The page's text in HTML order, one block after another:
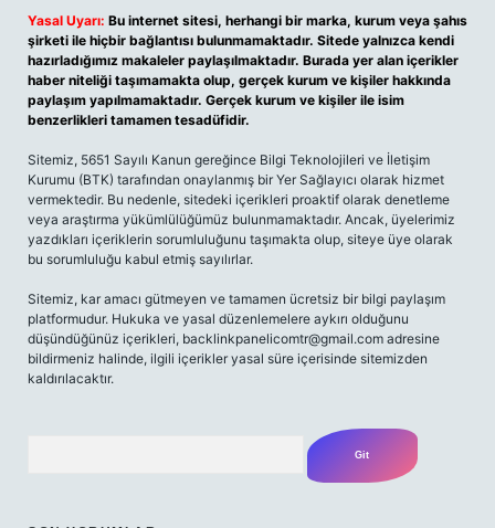
Yasal Uyarı: Bu internet sitesi, herhangi bir marka, kurum veya şahıs
şirketi ile hiçbir bağlantısı bulunmamaktadır. Sitede yalnızca kendi
hazırladığımız makaleler paylaşılmaktadır. Burada yer alan içerikler
haber niteliği taşımamakta olup, gerçek kurum ve kişiler hakkında
paylaşım yapılmamaktadır. Gerçek kurum ve kişiler ile isim
benzerlikleri tamamen tesadüfidir.
Sitemiz, 5651 Sayılı Kanun gereğince Bilgi Teknolojileri ve İletişim
Kurumu (BTK) tarafından onaylanmış bir Yer Sağlayıcı olarak hizmet
vermektedir. Bu nedenle, sitedeki içerikleri proaktif olarak denetleme
veya araştırma yükümlülüğümüz bulunmamaktadır. Ancak, üyelerimiz
yazdıkları içeriklerin sorumluluğunu taşımakta olup, siteye üye olarak
bu sorumluluğu kabul etmiş sayılırlar.
Sitemiz, kar amacı gütmeyen ve tamamen ücretsiz bir bilgi paylaşım
platformudur. Hukuka ve yasal düzenlemelere aykırı olduğunu
düşündüğünüz içerikleri, backlinkpanelicomtr@gmail.com adresine
bildirmeniz halinde, ilgili içerikler yasal süre içerisinde sitemizden
kaldırılacaktır.